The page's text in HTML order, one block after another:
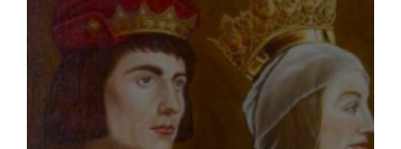
IV Edición del Festival de Narración Oral,